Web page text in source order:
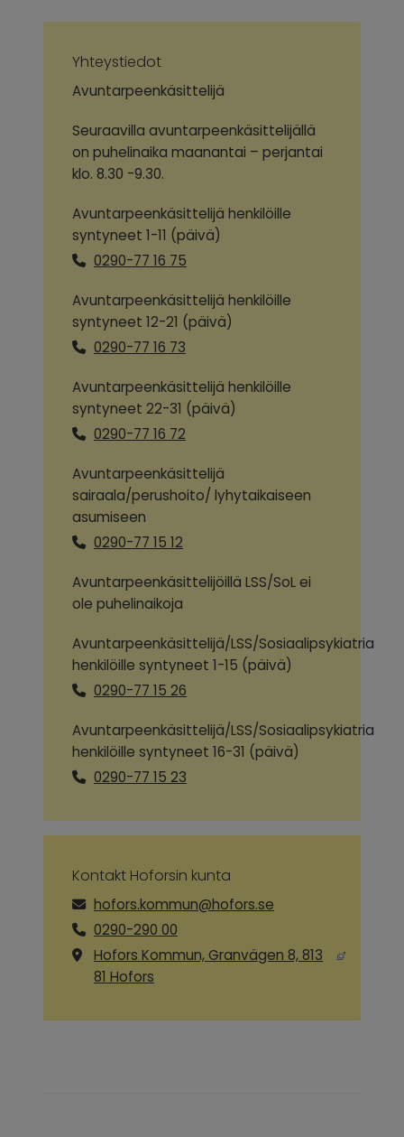
Yhteystiedot
Avuntarpeenkäsittelijä
Seuraavilla avuntarpeenkäsittelijällä
on puhelinaika maanantai – perjantai
klo. 8.30 -9.30.
Avuntarpeenkäsittelijä henkilöille
syntyneet 1-11 (päivä)
0290-77 16 75
Avuntarpeenkäsittelijä henkilöille
syntyneet 12-21 (päivä)
0290-77 16 73
Avuntarpeenkäsittelijä henkilöille
syntyneet 22-31 (päivä)
0290-77 16 72
Avuntarpeenkäsittelijä
sairaala/perushoito/ lyhytaikaiseen
asumiseen
0290-77 15 12
Avuntarpeenkäsittelijöillä LSS/SoL ei
ole puhelinaikoja
Avuntarpeenkäsittelijä/LSS/Sosiaalipsykiatria
henkilöille syntyneet 1-15 (päivä)
0290-77 15 26
Avuntarpeenkäsittelijä/LSS/Sosiaalipsykiatria
henkilöille syntyneet 16-31 (päivä)
0290-77 15 23
Kontakt Hoforsin kunta
hofors.kommun@hofors.se
0290-290 00
Hofors Kommun, Granvägen 8, 813
81 Hofors